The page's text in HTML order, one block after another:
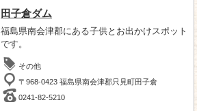
田子倉ダム
福島県南会津郡にある子供とお出かけスポット
です。
その他
〒968-0423 福島県南会津郡只見町田子倉
0241-82-5210